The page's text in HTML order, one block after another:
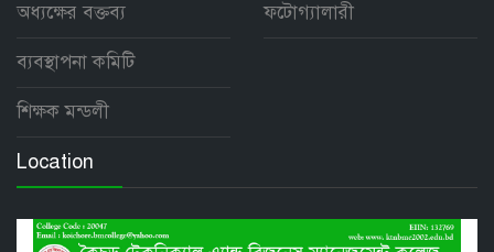
অধ্যক্ষের বক্তব্য
ব্যবস্থাপনা কমিটি
শিক্ষক মন্ডলী
ফটোগ্যালারী
Location